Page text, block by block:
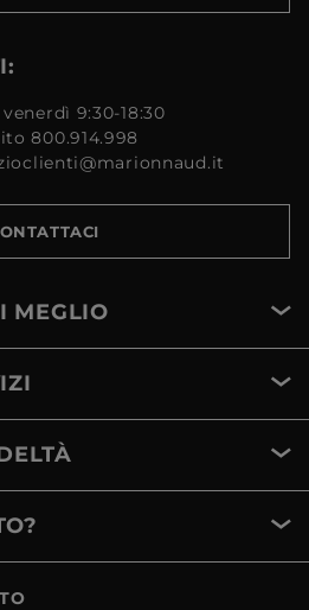
9:30-18:30
800.914.998
MEGLIO